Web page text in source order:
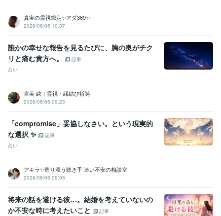
真実の霊視鑑定✨アダ369✨
2026/08/05 10:37
誰かの幸せな報告を見るたびに、胸の奥がチク
リと痛む貴方へ。
記事
占い
宮美 絃｜霊視・縁結び祈祷
2026/08/05 09:23
「compromise」妥協しなさい。という現実的
な選択 ✨
記事
占い
アキラ✨寄り添う聴き手 迷い不安の相談室
2026/08/05 09:05
将来の話を避ける彼…。結婚を考えていないの
か不安な時に考えたいこと
記事